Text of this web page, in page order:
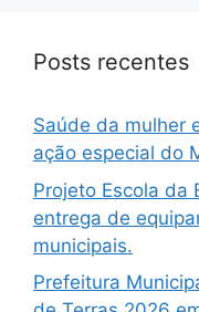
Posts recentes
Saúde da mulher
ação especial do
Projeto Escola da
entrega de
municipais.
Prefeitura